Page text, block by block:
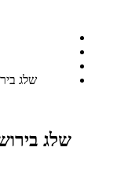
שלג
שלג